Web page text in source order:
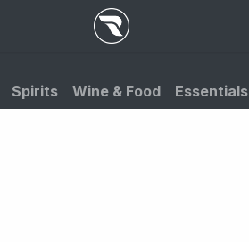
Spirits Wine & Food Essentials